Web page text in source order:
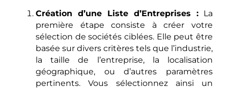
Création d’une Liste d’Entreprises : La
première étape consiste à créer votre
sélection de sociétés ciblées. Elle peut être
basée sur divers critères tels que l’industrie,
la taille de l’entreprise, la localisation
géographique, ou d’autres paramètres
pertinents. Vous sélectionnez ainsi un